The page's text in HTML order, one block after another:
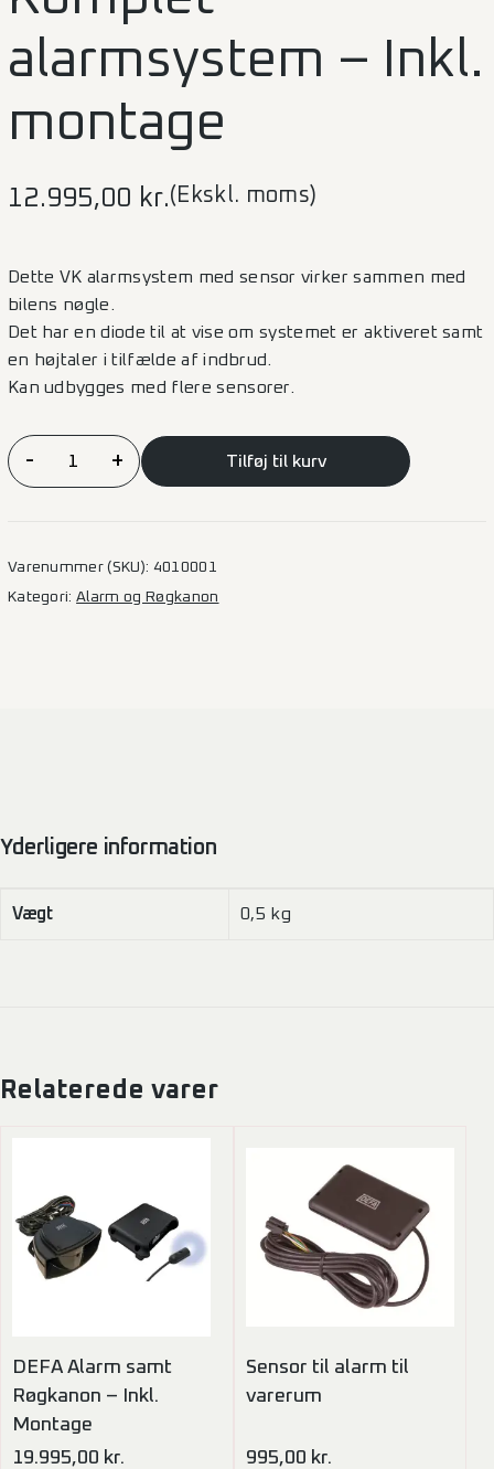
alarmsystem – Inkl.
montage
12.995,00 kr.(Ekskl. moms)
Dette VK alarmsystem med sensor virker sammen med
bilens nøgle.
Det har en diode til at vise om systemet er aktiveret samt
en højtaler i tilfælde af indbrud.
Kan udbygges med flere sensorer.
Komplet
alarmsystem
montage
- + Tilføj til kurv
Varenummer (SKU): 4010001
Kategori:Alarm og Røgkanon
Yderligere information
Vægt 0,5 kg
Relaterede varer
DEFA Alarm samt
Røgkanon – Inkl.
Montage
19.995,00 kr.
Sensor til alarm til
varerum
995,00 kr.